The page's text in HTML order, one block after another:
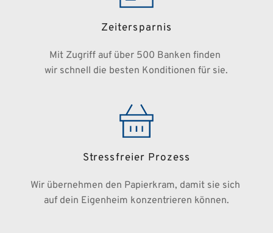
Zeitersparnis
Mit Zugriff auf über 500 Banken finden
wir schnell die besten Konditionen für sie.
Stressfreier Prozess
Wir übernehmen den Papierkram, damit sie sich
auf dein Eigenheim konzentrieren können.